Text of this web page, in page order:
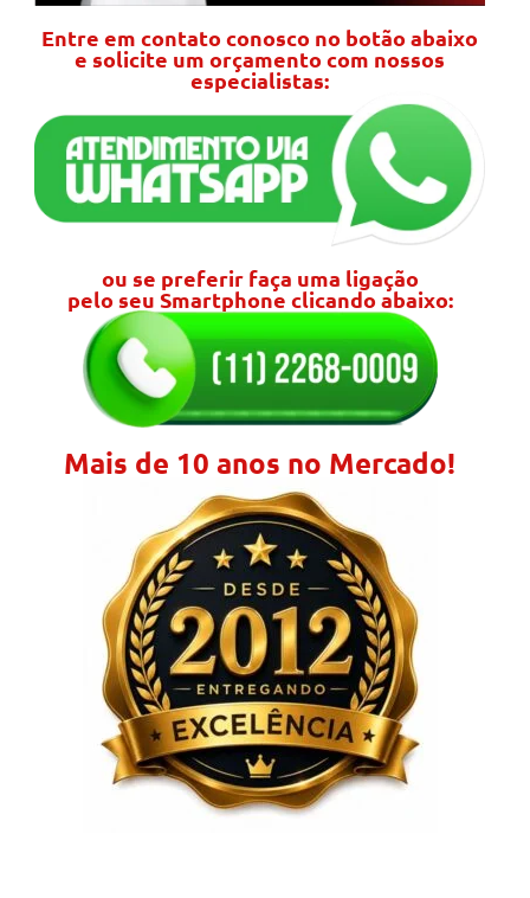
Entre em contato conosco no botão abaixo
e solicite um orçamento com nossos
especialistas:
ou se preferir faça uma ligação
pelo seu Smartphone clicando abaixo:
Mais de 10 anos no Mercado!